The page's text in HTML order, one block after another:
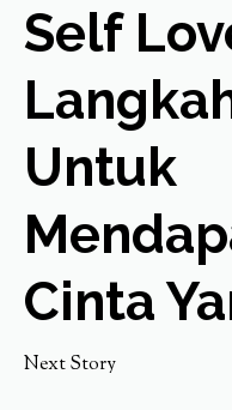
Self
Untuk
Cinta
Next Story